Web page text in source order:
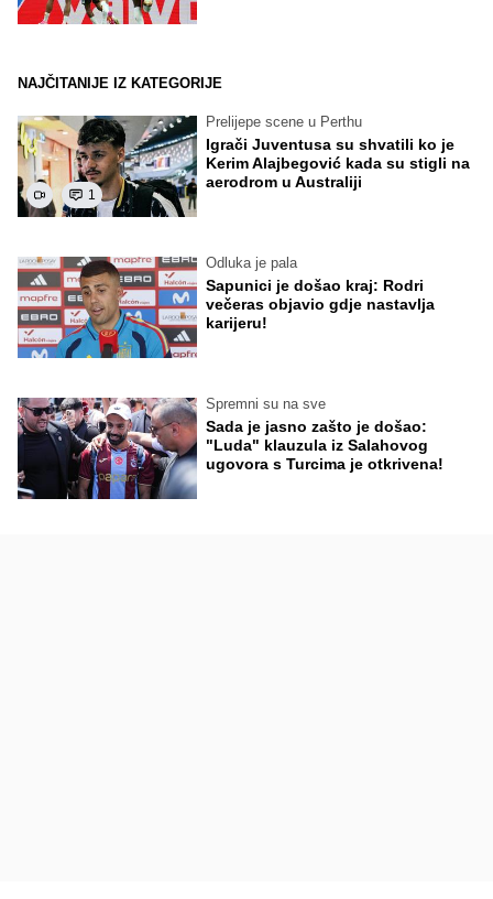
NAJČITANIJE IZ KATEGORIJE
1
Prelijepe scene u Perthu
Igrači Juventusa su shvatili ko je
Kerim Alajbegović kada su stigli na
aerodrom u Australiji
Odluka je pala
Sapunici je došao kraj: Rodri
večeras objavio gdje nastavlja
karijeru!
Spremni su na sve
Sada je jasno zašto je došao:
"Luda" klauzula iz Salahovog
ugovora s Turcima je otkrivena!